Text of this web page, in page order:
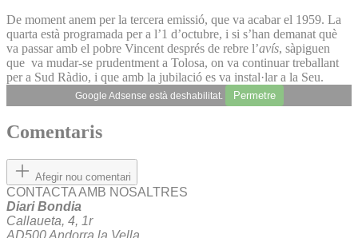
De moment anem per la tercera emissió, que va acabar el 1959. La
quarta està programada per a l’1 d’octubre, i si s’han demanat què
va passar amb el pobre Vincent després de rebre l’avís, sàpiguen
que va mudar-se prudentment a Tolosa, on va continuar treballant
per a Sud Ràdio, i que amb la jubilació es va instal·lar a la Seu.
Google Adsense està deshabilitat. Permetre
Comentaris
Afegir nou comentari
CONTACTA AMB NOSALTRES
Diari Bondia
Callaueta, 4, 1r